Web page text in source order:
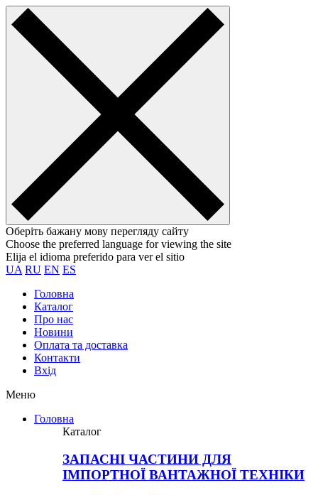
Оберіть бажану мову перегляду сайту
Choose the preferred language for viewing the site
Elija el idioma preferido para ver el sitio
UA RU EN ES
Головна
Каталог
Про нас
Новини
Оплата та доставка
Контакти
Вхiд
Меню
Головна
Каталог
ЗАПАСНІ ЧАСТИНИ ДЛЯ
ІМПОРТНОЇ ВАНТАЖНОЇ ТЕХНІКИ